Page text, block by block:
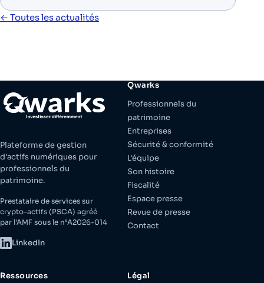
← Toutes les actualités
Plateforme de gestion
d'actifs numériques pour
professionnels du
patrimoine.
Prestataire de services sur
crypto-actifs (PSCA) agréé
par l'AMF sous le n°A2026-014
LinkedIn
Qwarks
Professionnels du
patrimoine
Entreprises
Sécurité & conformité
L'équipe
Son histoire
Fiscalité
Espace presse
Revue de presse
Contact
Ressources Légal